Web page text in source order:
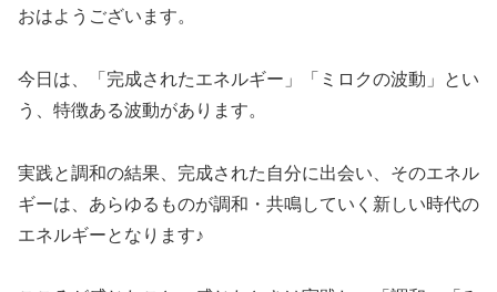
おはようございます。
今日は、「完成されたエネルギー」「ミロクの波動」とい
う、特徴ある波動があります。
実践と調和の結果、完成された自分に出会い、そのエネル
ギーは、あらゆるものが調和・共鳴していく新しい時代の
エネルギーとなります♪